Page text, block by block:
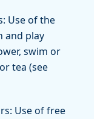
Use of the
and play
swim or
tea (see
Use of free